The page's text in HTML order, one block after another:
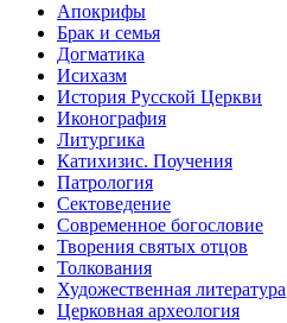
Апокрифы
Брак и семья
Догматика
Исихазм
История Русской Церкви
Иконография
Литургика
Катихизис. Поучения
Патрология
Сектоведение
Современное богословие
Творения святых отцов
Толкования
Художественная литература
Церковная археология